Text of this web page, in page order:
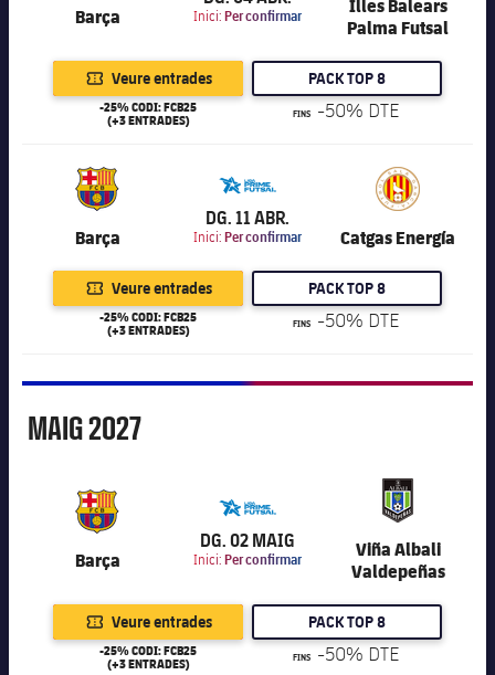
Barça Inici: Per confirmar
Illes Balears
Palma Futsal
Veure entrades
-25% CODI: FCB25
(+3 ENTRADES)
PACK TOP 8
FINS -50% DTE
Barça
6.000
DG. 11 ABR.
Inici: Per confirmar Catgas Energía
Veure entrades
-25% CODI: FCB25
(+3 ENTRADES)
PACK TOP 8
FINS -50% DTE
Maig
MAIG2027
Barça
6.000
DG. 02 MAIG
Inici: Per confirmar
Viña Albali
Valdepeñas
Veure entrades
-25% CODI: FCB25
(+3 ENTRADES)
PACK TOP 8
FINS -50% DTE